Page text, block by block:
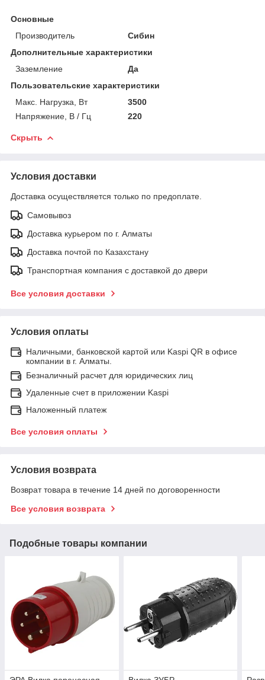
Основные
Производитель
Сибин
Дополнительные характеристики
Заземление
Да
Пользовательские характеристики
Макс. Нагрузка, Вт
3500
Напряжение, В / Гц
220
Скрыть
Условия доставки
Доставка осуществляется только по предоплате.
Самовывоз
Доставка курьером по г. Алматы
Доставка почтой по Казахстану
Транспортная компания с доставкой до двери
Все условия доставки
Условия оплаты
Наличными, банковской картой или Kaspi QR в офисе
компании в г. Алматы.
Безналичный расчет для юридических лиц
Удаленные счет в приложении Kaspi
Наложенный платеж
Все условия оплаты
Условия возврата
Возврат товара в течение 14 дней по договоренности
Все условия возврата
Подобные товары компании